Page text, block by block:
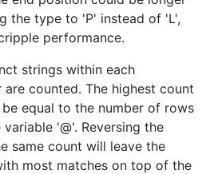
the type to 'P' instead of 'L',
performance.
strings within each
are counted. The highest count
equal to the number of rows
'@'. Reversing the
same count will leave the
most matches on top of the